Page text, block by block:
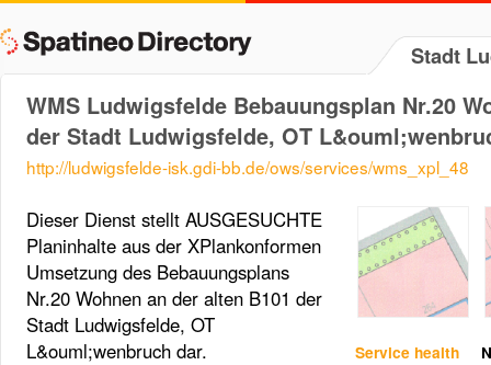
Stadt
WMS Ludwigsfelde Bebauungsplan Nr.20
der Stadt Ludwigsfelde, OT
http://ludwigsfelde-isk.gdi-bb.de/ows/services/wms_xpl_48
Service health
Dieser Dienst stellt AUSGESUCHTE
Planinhalte aus der XPlankonformen
Umsetzung des Bebauungsplans
Nr.20 Wohnen an der alten B101 der
Stadt Ludwigsfelde, OT
L&ouml;wenbruch dar.